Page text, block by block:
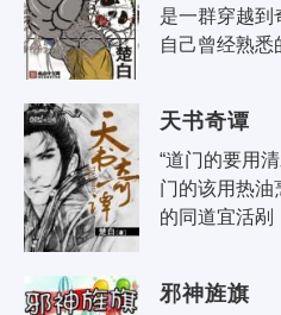
是一群穿越到
自己曾经熟悉
天书奇谭
“道门的要用
门的该用热油
的同道宜活剐
邪神旌旗